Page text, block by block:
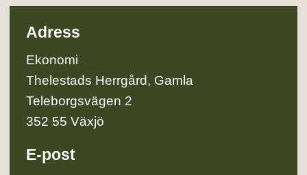
Adress
Ekonomi
Thelestads Herrgård, Gamla
Teleborgsvägen 2
352 55 Växjö
E-post